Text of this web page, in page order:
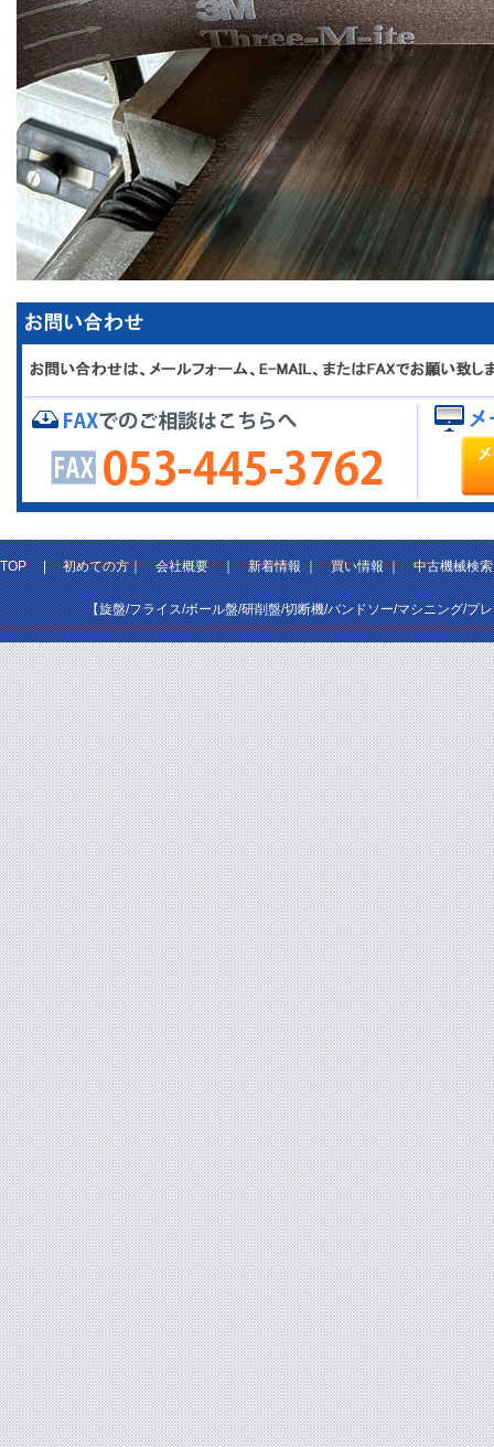
TOP|初めての方｜会社概要｜新着情報｜買い情報｜中古機械検索
【旋盤/フライス/ボール盤/研削盤/切断機/バンドソー/マシニング/プ